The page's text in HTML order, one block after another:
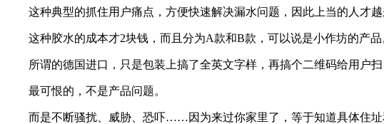
这种典型的抓住用户痛点，方便快速解决漏水问题，因此上当的人才越
这种胶水的成本才2块钱，而且分为A款和B款，可以说是小作坊的产品
所谓的德国进口，只是包装上搞了全英文字样，再搞个二维码给用户
最可恨的，不是产品问题。
而是不断骚扰、威胁、恐吓……因为来过你家里了，等于知道具体住址